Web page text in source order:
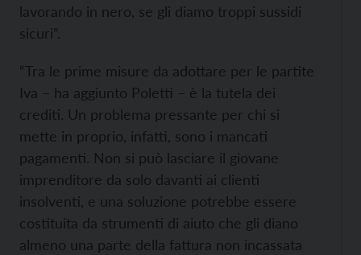
lavorando in nero, se gli diamo troppi sussidi
sicuri”.
“Tra le prime misure da adottare per le partite
Iva – ha aggiunto Poletti – è la tutela dei
crediti. Un problema pressante per chi si
mette in proprio, infatti, sono i mancati
pagamenti. Non si può lasciare il giovane
imprenditore da solo davanti ai clienti
insolventi, e una soluzione potrebbe essere
costituita da strumenti di aiuto che gli diano
almeno una parte della fattura non incassata